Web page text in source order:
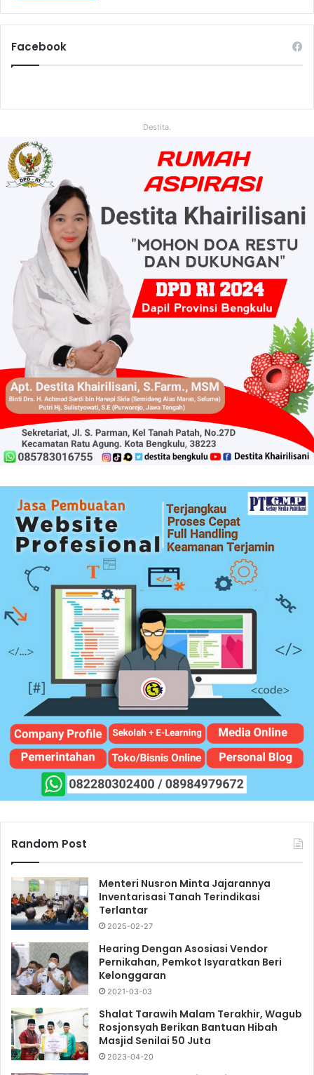
Facebook
Destita.
Random Post
Menteri Nusron Minta Jajarannya
Inventarisasi Tanah Terindikasi
Terlantar
2025-02-27
Hearing Dengan Asosiasi Vendor
Pernikahan, Pemkot Isyaratkan Beri
Kelonggaran
2021-03-03
Shalat Tarawih Malam Terakhir, Wagub
Rosjonsyah Berikan Bantuan Hibah
Masjid Senilai 50 Juta
2023-04-20